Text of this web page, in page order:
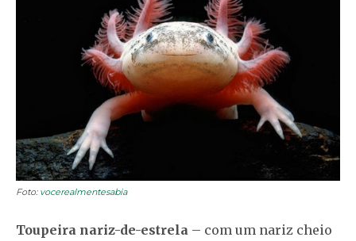
Foto: vocerealmentesabia
Toupeira nariz-de-estrela – com um nariz cheio